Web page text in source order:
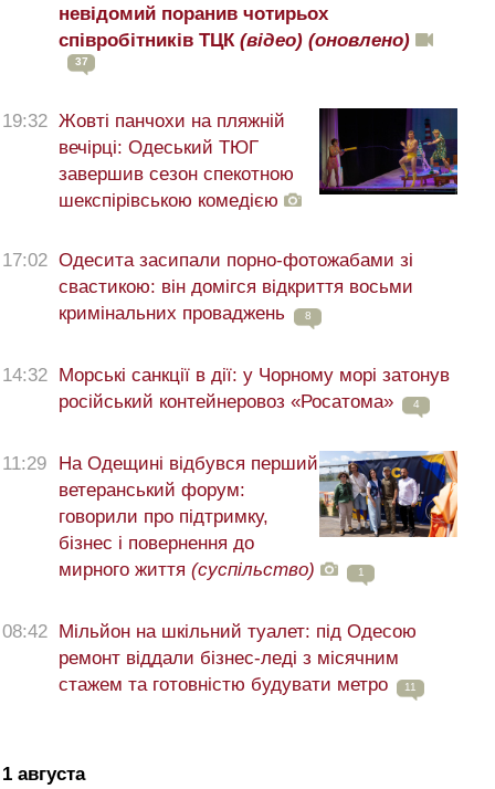
невідомий поранив чотирьох
співробітників ТЦК (відео) (оновлено)
37
19:32 Жовті панчохи на пляжній
вечірці: Одеський ТЮГ
завершив сезон спекотною
шекспірівською комедією
17:02 Одесита засипали порно-фотожабами зі
свастикою: він домігся відкриття восьми
кримінальних проваджень
8
14:32
Морські санкції в дії: у Чорному морі затонув
російський контейнеровоз «Росатома»
4
11:29
На Одещині відбувся перший
ветеранський форум:
говорили про підтримку,
бізнес і повернення до
мирного життя (суспільство) 1
08:42
Мільйон на шкільний туалет: під Одесою
ремонт віддали бізнес-леді з місячним
стажем та готовністю будувати метро
11
1 августа